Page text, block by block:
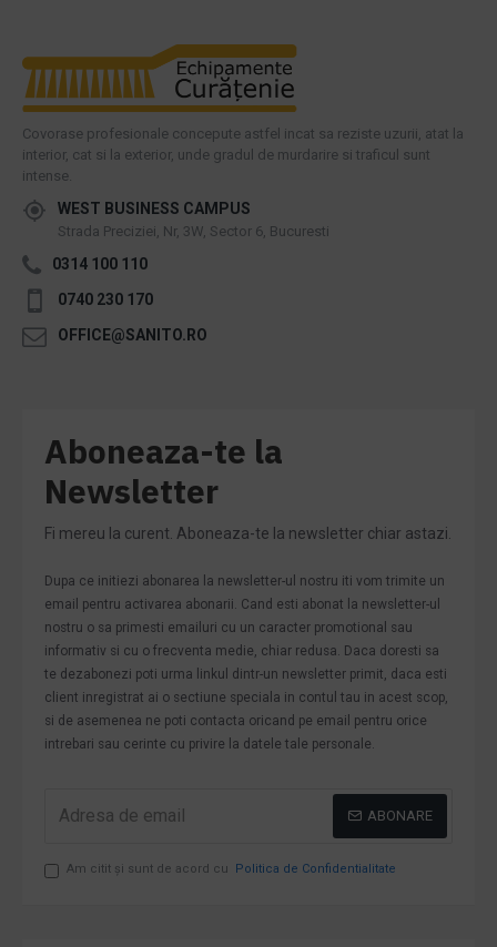
Covorase profesionale concepute astfel incat sa reziste uzurii, atat la
interior, cat si la exterior, unde gradul de murdarire si traficul sunt
intense.
WEST BUSINESS CAMPUS
Strada Preciziei, Nr, 3W, Sector 6, Bucuresti
0314 100 110
0740 230 170
OFFICE@SANITO.RO
Aboneaza-te la
Newsletter
Fi mereu la curent. Aboneaza-te la newsletter chiar astazi.
Dupa ce initiezi abonarea la newsletter-ul nostru iti vom trimite un
email pentru activarea abonarii. Cand esti abonat la newsletter-ul
nostru o sa primesti emailuri cu un caracter promotional sau
informativ si cu o frecventa medie, chiar redusa. Daca doresti sa
te dezabonezi poti urma linkul dintr-un newsletter primit, daca esti
client inregistrat ai o sectiune speciala in contul tau in acest scop,
si de asemenea ne poti contacta oricand pe email pentru orice
intrebari sau cerinte cu privire la datele tale personale.
ABONARE
Am citit şi sunt de acord cu Politica de Confidentialitate